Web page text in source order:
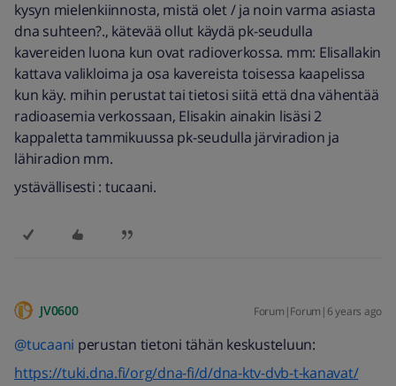
kysyn mielenkiinnosta, mistä olet / ja noin varma asiasta
dna suhteen?., kätevää ollut käydä pk-seudulla
kavereiden luona kun ovat radioverkossa. mm: Elisallakin
kattava valikloima ja osa kavereista toisessa kaapelissa
kun käy. mihin perustat tai tietosi siitä että dna vähentää
radioasemia verkossaan, Elisakin ainakin lisäsi 2
kappaletta tammikuussa pk-seudulla järviradion ja
lähiradion mm.
ystävällisesti : tucaani.
JV0600 Forum|Forum|6 years ago
@tucaani perustan tietoni tähän keskusteluun:
https://tuki.dna.fi/org/dna-fi/d/dna-ktv-dvb-t-kanavat/